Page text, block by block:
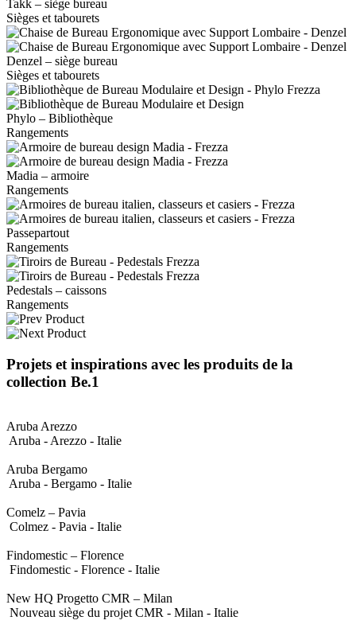
Takk – siège bureau
Sièges et tabourets
Denzel – siège bureau
Sièges et tabourets
Phylo – Bibliothèque
Rangements
Madia – armoire
Rangements
Passepartout
Rangements
Pedestals – caissons
Rangements
Projets et inspirations avec les produits de la
collection Be.1
Aruba Arezzo
Aruba - Arezzo - Italie
Aruba Bergamo
Aruba - Bergamo - Italie
Comelz – Pavia
Colmez - Pavia - Italie
Findomestic – Florence
Findomestic - Florence - Italie
New HQ Progetto CMR – Milan
Nouveau siège du projet CMR - Milan - Italie